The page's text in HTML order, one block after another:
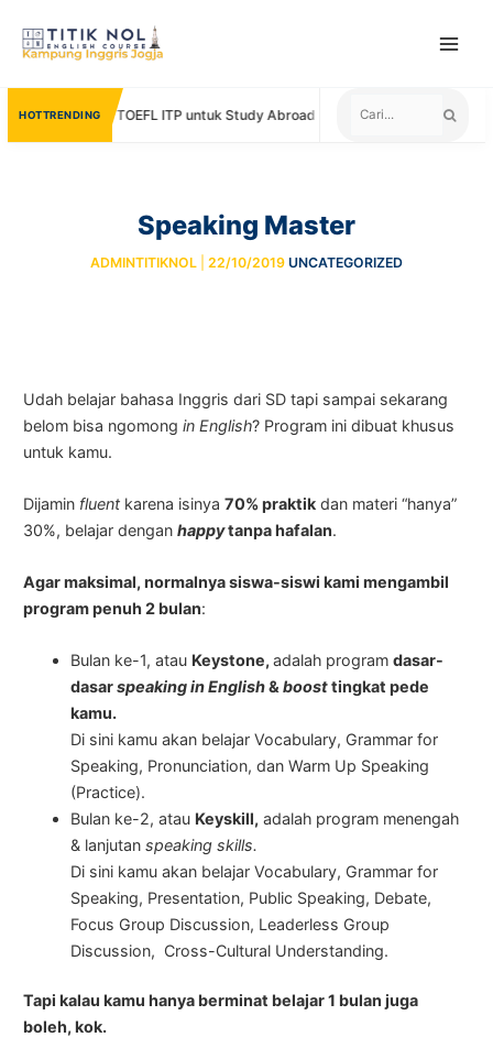
content
TRENDING
Sertifikat TOEFL ITP untuk Study Abroad Positif Vibes
Speaking Master
ADMINTITIKNOL 22/10/2019 UNCATEGORIZED
Udah belajar bahasa Inggris dari SD tapi sampai sekarang
belom bisa ngomongin English? Program ini dibuat khusus
untuk kamu.
Dijamin fluent karena isinya70% praktik dan materi “hanya”
30%, belajar denganhappytanpa hafalan.
Agar maksimal, normalnya siswa-siswi kami mengambil
program penuh 2 bulan:
Bulan ke-1, atau Keystone, adalah programdasar-
dasarspeaking in English&boosttingkat pede
kamu.
Di sini kamu akan belajar Vocabulary, Grammar for
Speaking, Pronunciation, dan Warm Up Speaking
(Practice).
Bulan ke-2, atau Keyskill, adalah program menengah
& lanjutanspeaking skills.
Di sini kamu akan belajar Vocabulary, Grammar for
Speaking, Presentation, Public Speaking, Debate,
Focus Group Discussion, Leaderless Group
Discussion, Cross-Cultural Understanding.
Tapi kalau kamu hanya berminat belajar 1 bulan juga
boleh, kok.